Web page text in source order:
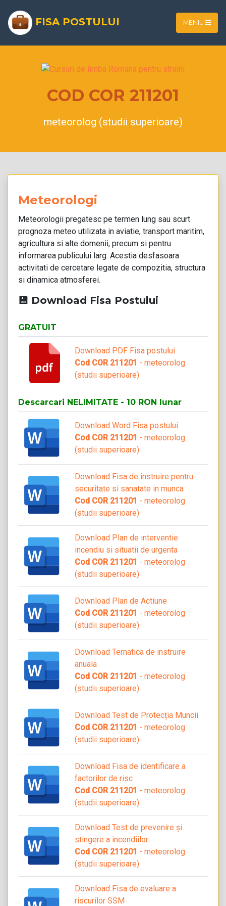
FISA POSTULUI MENIU
COD COR 211201
meteorolog (studii superioare)
Meteorologi
Meteorologii pregatesc pe termen lung sau scurt
prognoza meteo utilizata in aviatie, transport maritim,
agricultura si alte domenii, precum si pentru
informarea publicului larg. Acestia desfasoara
activitati de cercetare legate de compozitia, structura
si dinamica atmosferei.
💾 Download Fisa Postului
GRATUIT
Download PDF Fisa postului
Cod COR 211201 - meteorolog
(studii superioare)
Descarcari NELIMITATE - 10 RON lunar
Download Word Fisa postului
Cod COR 211201 - meteorolog
(studii superioare)
Download Fisa de instruire pentru
securitate si sanatate in munca
Cod COR 211201 - meteorolog
(studii superioare)
Download Plan de interventie
incendiu si situatii de urgenta
Cod COR 211201 - meteorolog
(studii superioare)
Download Plan de Actiune
Cod COR 211201 - meteorolog
(studii superioare)
Download Tematica de instruire
anuala
Cod COR 211201 - meteorolog
(studii superioare)
Download Test de Protecția Muncii
Cod COR 211201 - meteorolog
(studii superioare)
Download Fisa de identificare a
factorilor de risc
Cod COR 211201 - meteorolog
(studii superioare)
Download Test de prevenire și
stingere a incendiilor
Cod COR 211201 - meteorolog
(studii superioare)
Download Fisa de evaluare a
riscurilor SSM